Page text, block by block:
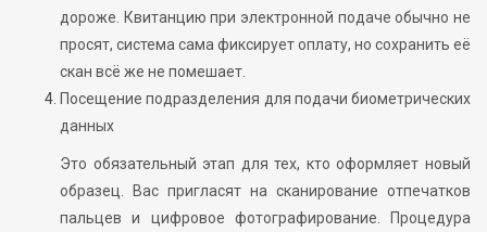
дороже. Квитанцию при электронной подаче обычно не
просят, система сама фиксирует оплату, но сохранить её
скан всё же не помешает.
Посещение подразделения для подачи биометрических
данных
Это обязательный этап для тех, кто оформляет новый
образец. Вас пригласят на сканирование отпечатков
пальцев и цифровое фотографирование. Процедура